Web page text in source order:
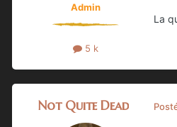
Admin
5 k
La
Not Quite Dead